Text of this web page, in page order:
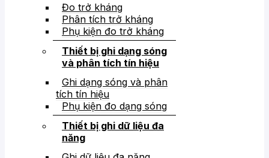
Đo trở kháng
Phân tích trở kháng
Phụ kiện đo trở kháng
Thiết bị ghi dạng sóng
và phân tích tín hiệu
Ghi dạng sóng và phân
tích tín hiệu
Phụ kiện đo dạng sóng
Thiết bị ghi dữ liệu đa
năng